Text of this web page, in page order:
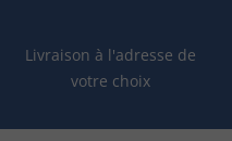
Livraison à l'adresse de
votre choix